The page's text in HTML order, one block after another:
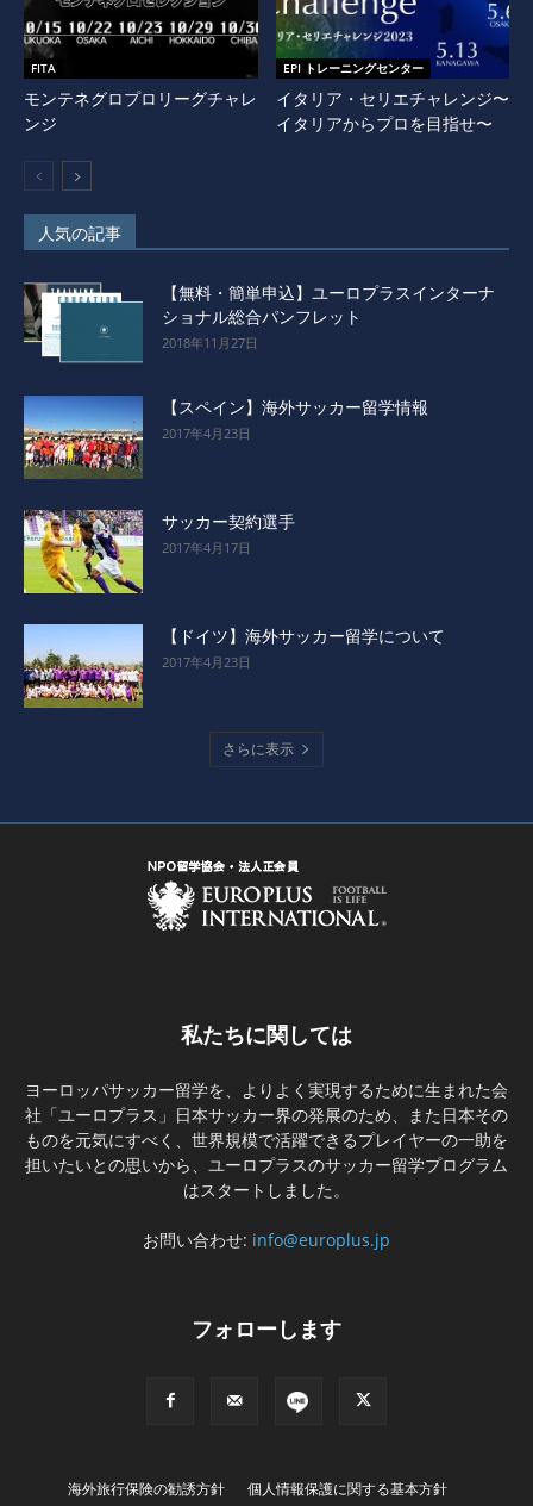
FITA
モンテネグロプロリーグチャレ
ンジ
EPI トレーニングセンター
イタリア・セリエチャレンジ〜
イタリアからプロを目指せ〜
人気の記事
【無料・簡単申込】ユーロプラスインターナ
ショナル総合パンフレット
2018年11月27日
【スペイン】海外サッカー留学情報
2017年4月23日
サッカー契約選手
2017年4月17日
【ドイツ】海外サッカー留学について
2017年4月23日
さらに表示
私たちに関しては
ヨーロッパサッカー留学を、よりよく実現するために生まれた会
社「ユーロプラス」日本サッカー界の発展のため、また日本その
ものを元気にすべく、世界規模で活躍できるプレイヤーの一助を
担いたいとの思いから、ユーロプラスのサッカー留学プログラム
はスタートしました。
お問い合わせ: info@europlus.jp
フォローします
海外旅行保険の勧誘方針
個人情報保護に関する基本方針